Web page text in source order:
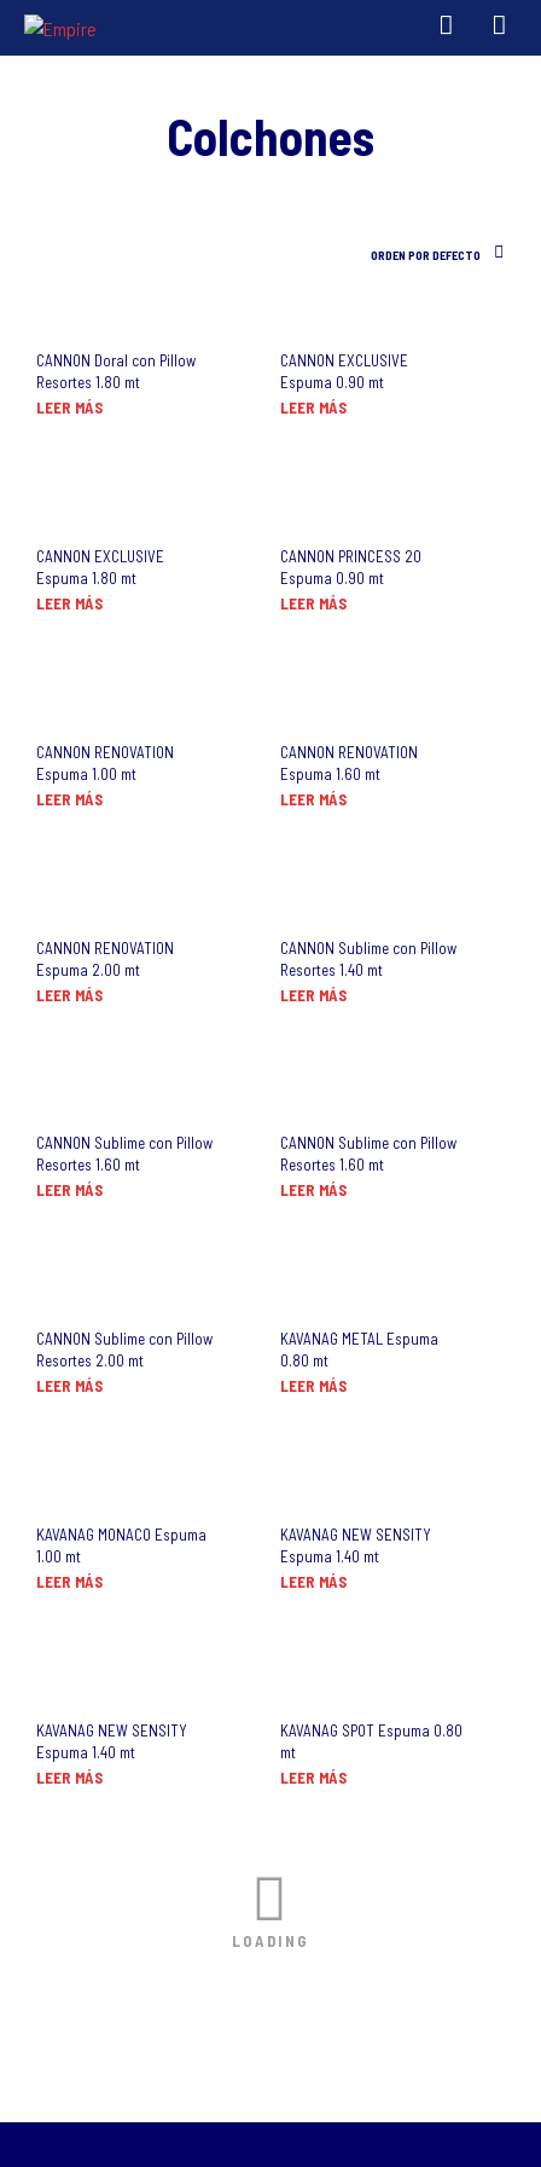
Colchones
ORDEN POR DEFECTO
CANNON Doral con Pillow
Resortes 1.80 mt
LEER MÁS
CANNON EXCLUSIVE
Espuma 0.90 mt
LEER MÁS
CANNON EXCLUSIVE
Espuma 1.80 mt
LEER MÁS
CANNON PRINCESS 20
Espuma 0.90 mt
LEER MÁS
CANNON RENOVATION
Espuma 1.00 mt
LEER MÁS
CANNON RENOVATION
Espuma 1.60 mt
LEER MÁS
CANNON RENOVATION
Espuma 2.00 mt
LEER MÁS
CANNON Sublime con Pillow
Resortes 1.40 mt
LEER MÁS
CANNON Sublime con Pillow
Resortes 1.60 mt
LEER MÁS
CANNON Sublime con Pillow
Resortes 1.60 mt
LEER MÁS
CANNON Sublime con Pillow
Resortes 2.00 mt
LEER MÁS
KAVANAG METAL Espuma
0.80 mt
LEER MÁS
KAVANAG MONACO Espuma
1.00 mt
LEER MÁS
KAVANAG NEW SENSITY
Espuma 1.40 mt
LEER MÁS
KAVANAG NEW SENSITY
Espuma 1.40 mt
LEER MÁS
KAVANAG SPOT Espuma 0.80
mt
LEER MÁS
LOADING